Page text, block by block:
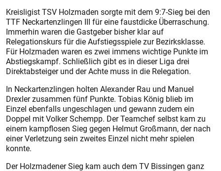
Kreisligist TSV Holzmaden sorgte mit dem 9:7-Sieg bei den
TTF Ne­ckartenzlingen III für eine faustdicke Überraschung.
Immerhin waren die Gastgeber bisher klar auf
Relegationskurs für die Aufstiegsspiele zur Bezirksklasse.
Für Holzmaden waren es zwei immens wichtige Punkte im
Abstiegskampf. Schließlich gibt es in dieser Liga drei
Direktabsteiger und der Achte muss in die Relegation.
In Neckartenzlingen holten Ale­xander Rau und Manuel
Drexler zusammen fünf Punkte. Tobias König blieb im
Einzel ebenfalls ungeschlagen und gewann zudem ein
Doppel mit Volker Schempp. Der Teamchef selbst kam zu
einem kampflosen Sieg gegen Helmut Großmann, der nach
einer Verletzung sein zweites Einzel nicht mehr spielen
konnte.
Der Holzmadener Sieg kam auch dem TV Bissingen ganz